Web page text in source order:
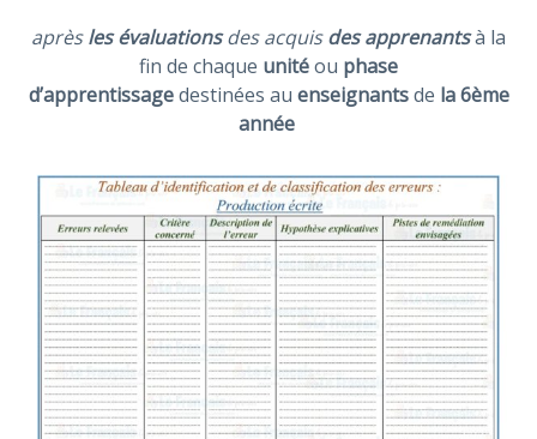
aprèsles évaluationsdes acquisdes apprenantsà la
fin de chaque unitéou phase
d’apprentissagedestinées au enseignantsde la 6ème
année